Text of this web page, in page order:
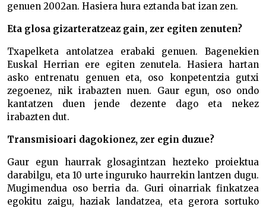
genuen 2002an. Hasiera hura eztanda bat izan zen.
Eta glosa gizarteratzeaz gain, zer egiten zenuten?
Txapelketa antolatzea erabaki genuen. Bagenekien
Euskal Herrian ere egiten zenutela. Hasiera hartan
asko entrenatu genuen eta, oso konpetentzia gutxi
zegoenez, nik irabazten nuen. Gaur egun, oso ondo
kantatzen duen jende dezente dago eta nekez
irabazten dut.
Transmisioari dagokionez, zer egin duzue?
Gaur egun haurrak glosagintzan hezteko proiektua
darabilgu, eta 10 urte inguruko haurrekin lantzen dugu.
Mugimendua oso berria da. Guri oinarriak finkatzea
egokitu zaigu, haziak landatzea, eta gerora sortuko